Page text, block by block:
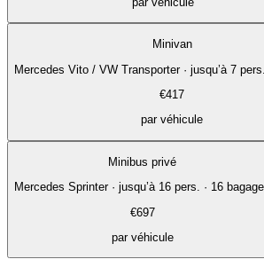
Minivan
Mercedes Vito / VW Transporter· jusqu’à 7
€417
par véhicule
Minibus privé
Mercedes Sprinter· jusqu’à 16 pers. · 16
€697
par véhicule